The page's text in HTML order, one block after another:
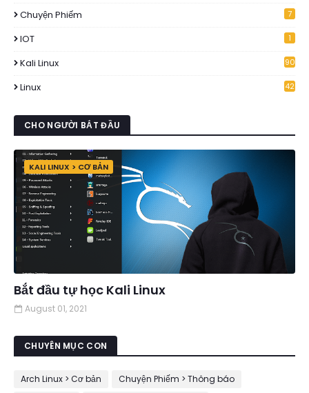
Chuyện Phiếm 7
IOT 1
Kali Linux 90
Linux 42
CHO NGƯỜI BẮT ĐẦU
KALI LINUX > CƠ BẢN
Bắt đầu tự học Kali Linux
August 01, 2021
CHUYÊN MỤC CON
Arch Linux > Cơ bản
Chuyện Phiếm > Thông báo